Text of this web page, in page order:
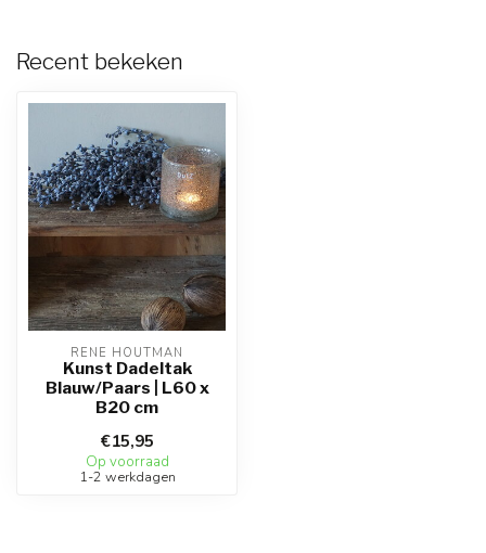
Recent bekeken
RENE HOUTMAN
Kunst Dadeltak
Blauw/Paars | L60 x
B20 cm
€15,95
Op voorraad
1-2 werkdagen